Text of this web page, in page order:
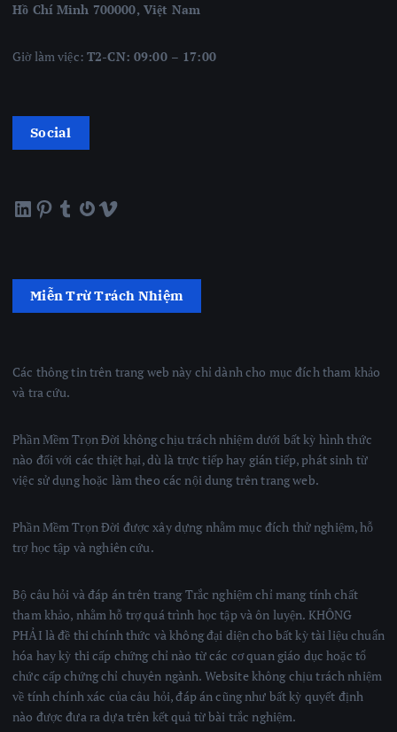
Hồ Chí Minh 700000, Việt Nam
Giờ làm việc:T2-CN: 09:00 – 17:00
Social
LinkedIn Pinterest Tumblr Gravatar Vimeo
Miễn Trừ Trách Nhiệm
Các thông tin trên trang web này chỉ dành cho mục đích tham khảo
và tra cứu.
Phần Mềm Trọn Đời không chịu trách nhiệm dưới bất kỳ hình thức
nào đối với các thiệt hại, dù là trực tiếp hay gián tiếp, phát sinh từ
việc sử dụng hoặc làm theo các nội dung trên trang web.
Phần Mềm Trọn Đời được xây dựng nhằm mục đích thử nghiệm, hỗ
trợ học tập và nghiên cứu.
Bộ câu hỏi và đáp án trên trang Trắc nghiệm chỉ mang tính chất
tham khảo, nhằm hỗ trợ quá trình học tập và ôn luyện. KHÔNG
PHẢI là đề thi chính thức và không đại diện cho bất kỳ tài liệu chuẩn
hóa hay kỳ thi cấp chứng chỉ nào từ các cơ quan giáo dục hoặc tổ
chức cấp chứng chỉ chuyên ngành. Website không chịu trách nhiệm
về tính chính xác của câu hỏi, đáp án cũng như bất kỳ quyết định
nào được đưa ra dựa trên kết quả từ bài trắc nghiệm.